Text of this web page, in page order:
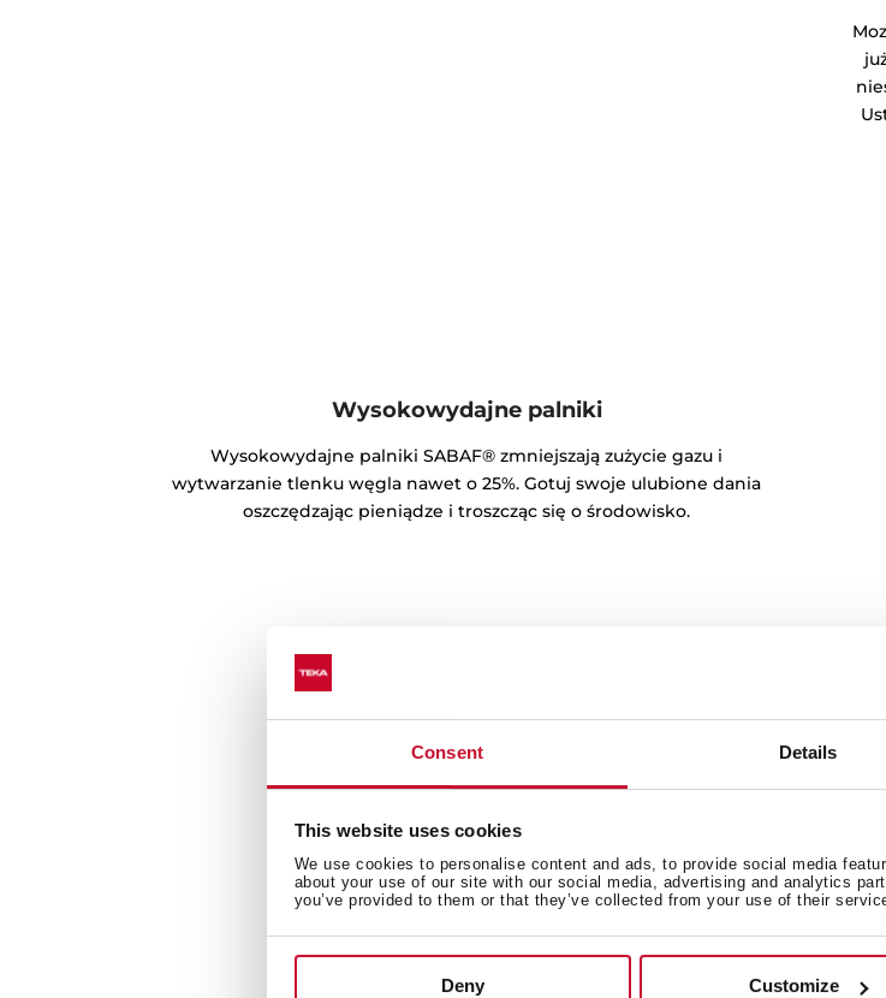
Consent Details
This website uses cookies
We use cookies to personalise content and ads, to provide social media
about your use of our site with our social media, advertising and analytics
you’ve provided to them or that they’ve collected from your use of their
Deny Customize
Wysokowydajne palniki
Wysokowydajne palniki SABAF® zmniejszają zużycie gazu i
wytwarzanie tlenku węgla nawet o 25%. Gotuj swoje ulubione dania
oszczędzając pieniądze i troszcząc się o środowisko.